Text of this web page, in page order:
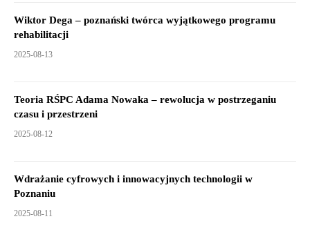
Wiktor Dega – poznański twórca wyjątkowego programu
rehabilitacji
2025-08-13
Teoria RŚPC Adama Nowaka – rewolucja w postrzeganiu
czasu i przestrzeni
2025-08-12
Wdrażanie cyfrowych i innowacyjnych technologii w
Poznaniu
2025-08-11